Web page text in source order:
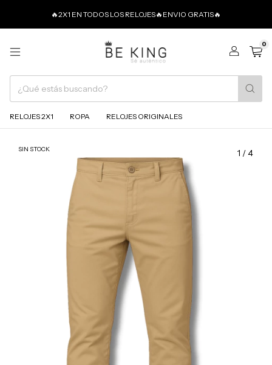
🔥2X1 EN TODOS LOS RELOJES🔥ENVIO GRATIS🔥
0
RELOJES 2X1 ROPA RELOJES ORIGINALES
SIN STOCK 1 /4